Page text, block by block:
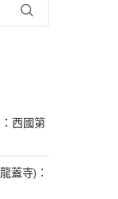
西國第
蓋寺)：